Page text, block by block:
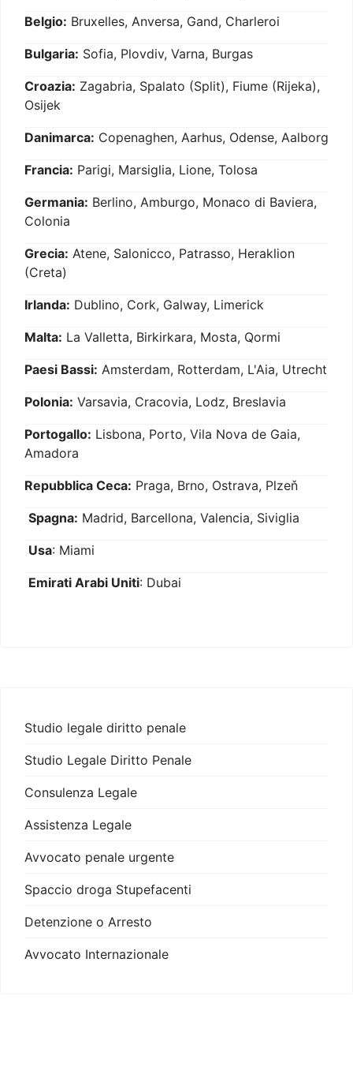
Belgio: Bruxelles, Anversa, Gand, Charleroi
Bulgaria: Sofia, Plovdiv, Varna, Burgas
Croazia: Zagabria, Spalato (Split), Fiume (Rijeka),
Osijek
Danimarca: Copenaghen, Aarhus, Odense, Aalborg
Francia: Parigi, Marsiglia, Lione, Tolosa
Germania: Berlino, Amburgo, Monaco di Baviera,
Colonia
Grecia: Atene, Salonicco, Patrasso, Heraklion
(Creta)
Irlanda: Dublino, Cork, Galway, Limerick
Malta: La Valletta, Birkirkara, Mosta, Qormi
Paesi Bassi: Amsterdam, Rotterdam, L'Aia, Utrecht
Polonia: Varsavia, Cracovia, Lodz, Breslavia
Portogallo: Lisbona, Porto, Vila Nova de Gaia,
Amadora
Repubblica Ceca: Praga, Brno, Ostrava, Plzeň
Spagna: Madrid, Barcellona, Valencia, Siviglia
Usa: Miami
Emirati Arabi Uniti: Dubai
Studio legale diritto penale
Studio Legale Diritto Penale
Consulenza Legale
Assistenza Legale
Avvocato penale urgente
Spaccio droga Stupefacenti
Detenzione o Arresto
Avvocato Internazionale